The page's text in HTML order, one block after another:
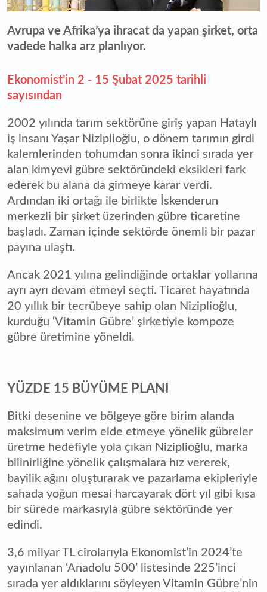
Avrupa ve Afrika’ya ihracat da yapan şirket, orta
vadede halka arz planlıyor.
Ekonomist’in 2 - 15 Şubat 2025 tarihli
sayısından
2002 yılında tarım sektörüne giriş yapan Hataylı
iş insanı Yaşar Niziplioğlu, o dönem tarımın girdi
kalemlerinden tohumdan sonra ikinci sırada yer
alan kimyevi gübre sektöründeki eksikleri fark
ederek bu alana da girmeye karar verdi.
Ardından iki ortağı ile birlikte İskenderun
merkezli bir şirket üzerinden gübre ticaretine
başladı. Zaman içinde sektörde önemli bir pazar
payına ulaştı.
Ancak 2021 yılına gelindiğinde ortaklar yollarına
ayrı ayrı devam etmeyi seçti. Ticaret hayatında
20 yıllık bir tecrübeye sahip olan Niziplioğlu,
kurduğu ‘Vitamin Gübre’ şirketiyle kompoze
gübre üretimine yöneldi.
YÜZDE 15 BÜYÜME PLANI
Bitki desenine ve bölgeye göre birim alanda
maksimum verim elde etmeye yönelik gübreler
üretme hedefiyle yola çıkan Niziplioğlu, marka
bilinirliğine yönelik çalışmalara hız vererek,
bayilik ağını oluşturarak ve pazarlama ekipleriyle
sahada yoğun mesai harcayarak dört yıl gibi kısa
bir sürede markasıyla gübre sektöründe yer
edindi.
3,6 milyar TL cirolarıyla Ekonomist’in 2024’te
yayınlanan ‘Anadolu 500’ listesinde 225’inci
sırada yer aldıklarını söyleyen Vitamin Gübre’nin